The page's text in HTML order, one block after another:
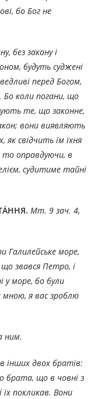
бо Бог не
без закону і
будуть суджені
перед Богом,
Бо коли погани, що
те, що законне,
вони виявляють
як свідчить їм їхня
то оправдуючи, в
судитиме тайні
Мт. 9 зач. 4,
Галилейське море,
звався Петро, і
у море, бо були
мною, я вас зроблю
ним.
інших двох братів:
брата, що в човні з
їх покликав. Вони